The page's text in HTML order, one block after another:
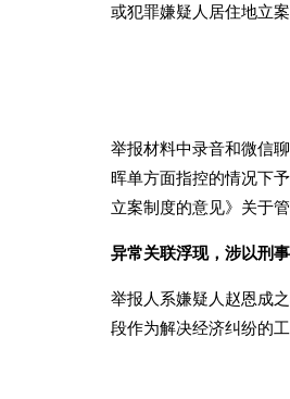
或犯罪嫌疑人居住地立
举报材料中录音和微信
晖单方面指控的情况下
立案制度的意见》关于
异常关联浮现，涉以刑
举报人系嫌疑人赵恩成
段作为解决经济纠纷的工